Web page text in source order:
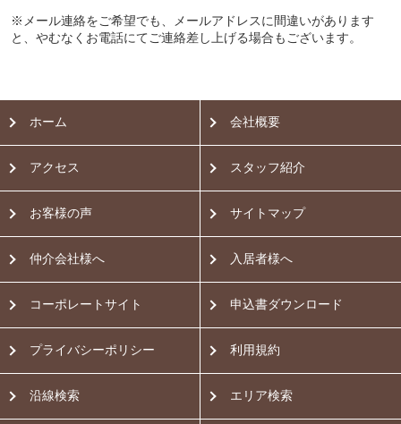
※メール連絡をご希望でも、メールアドレスに間違いがあります
と、やむなくお電話にてご連絡差し上げる場合もございます。
ホーム 会社概要
アクセス スタッフ紹介
お客様の声 サイトマップ
仲介会社様へ 入居者様へ
コーポレートサイト 申込書ダウンロード
プライバシーポリシー 利用規約
沿線検索 エリア検索